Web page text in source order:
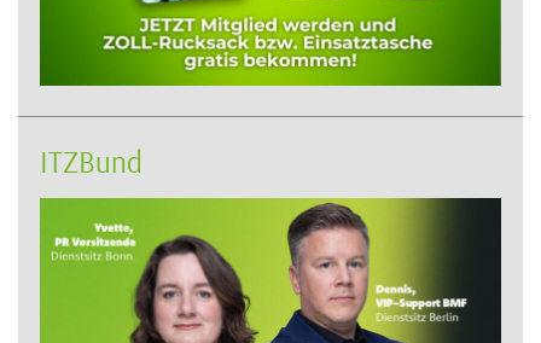
ITZBund